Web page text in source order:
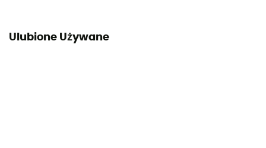
Ulubione Używane